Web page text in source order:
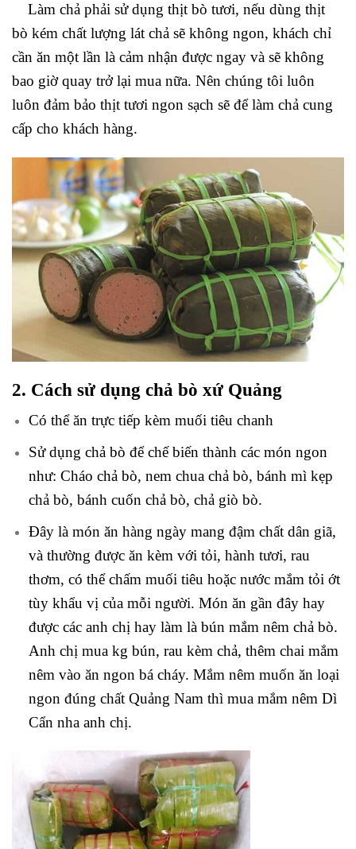
Làm chả phải sử dụng thịt bò tươi, nếu dùng thịt
bò kém chất lượng lát chả sẽ không ngon, khách chỉ
cần ăn một lần là cảm nhận được ngay và sẽ không
bao giờ quay trở lại mua nữa. Nên chúng tôi luôn
luôn đảm bảo thịt tươi ngon sạch sẽ để làm chả cung
cấp cho khách hàng.
2. Cách sử dụng chả bò xứ Quảng
Có thể ăn trực tiếp kèm muối tiêu chanh
Sử dụng chả bò để chế biến thành các món ngon
như: Cháo chả bò, nem chua chả bò, bánh mì kẹp
chả bò, bánh cuốn chả bò, chả giò bò.
Đây là món ăn hàng ngày mang đậm chất dân giã,
và thường được ăn kèm với tỏi, hành tươi, rau
thơm, có thể chấm muối tiêu hoặc nước mắm tỏi ớt
tùy khẩu vị của mỗi người. Món ăn gần đây hay
được các anh chị hay làm là bún mắm nêm chả bò.
Anh chị mua kg bún, rau kèm chả, thêm chai mắm
nêm vào ăn ngon bá cháy. Mắm nêm muốn ăn loại
ngon đúng chất Quảng Nam thì mua mắm nêm Dì
Cẩn nha anh chị.